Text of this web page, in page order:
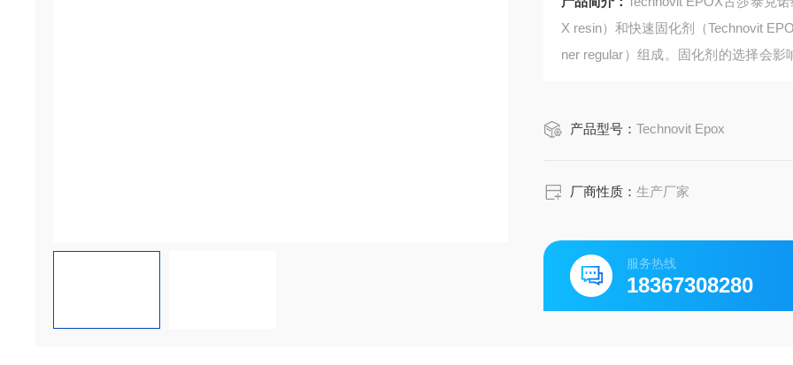
X resin）和快速固化剂（Technovit
ner regular）组成。固化剂的选择会
产品型号：Technovit Epox
厂商性质：生产厂家
服务热线
18367308280